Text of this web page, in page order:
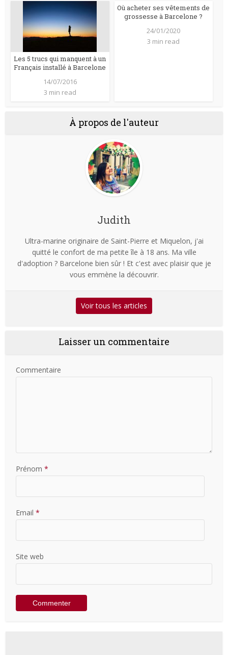
Les 5 trucs qui manquent à un
Français installé à Barcelone
14/07/2016
3 min read
Où acheter ses vêtements de
grossesse à Barcelone ?
24/01/2020
3 min read
À propos de l'auteur
Judith
Ultra-marine originaire de Saint-Pierre et Miquelon, j'ai
quitté le confort de ma petite île à 18 ans. Ma ville
d'adoption ? Barcelone bien sûr ! Et c'est avec plaisir que je
vous emmène la découvrir.
Voir tous les articles
Laisser un commentaire
Commentaire
Prénom *
Email *
Site web